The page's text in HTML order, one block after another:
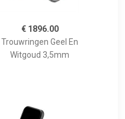
€ 1896.00
Trouwringen Geel En
Witgoud 3,5mm